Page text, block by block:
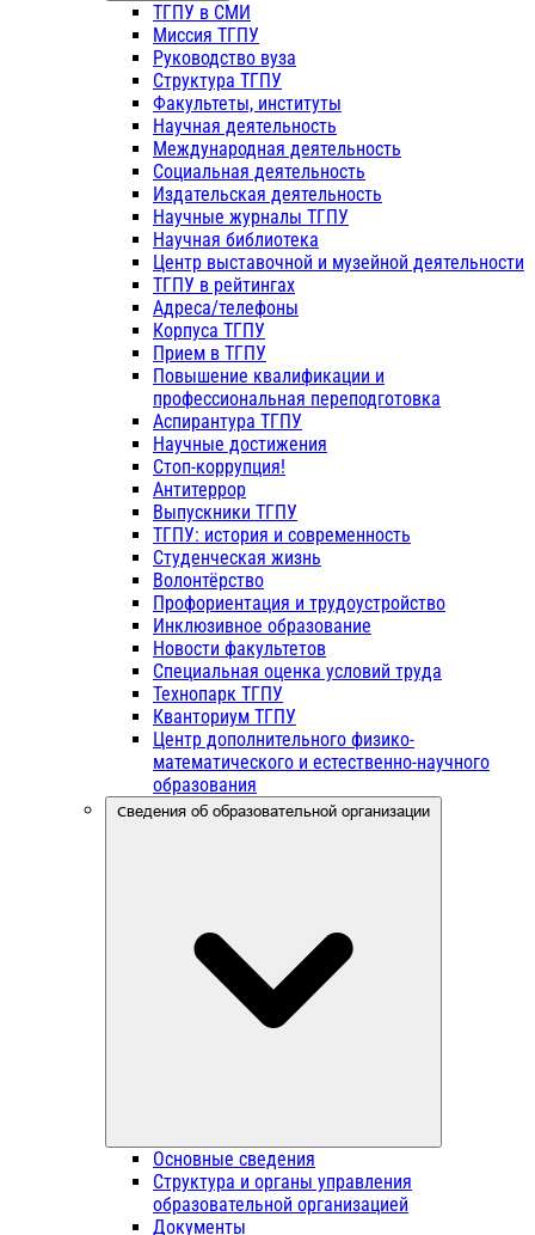
ТГПУ в СМИ
Миссия ТГПУ
Руководство вуза
Структура ТГПУ
Факультеты, институты
Научная деятельность
Международная деятельность
Социальная деятельность
Издательская деятельность
Научные журналы ТГПУ
Научная библиотека
Центр выставочной и музейной деятельности
ТГПУ в рейтингах
Адреса/телефоны
Корпуса ТГПУ
Прием в ТГПУ
Повышение квалификации и
профессиональная переподготовка
Аспирантура ТГПУ
Научные достижения
Стоп-коррупция!
Антитеррор
Выпускники ТГПУ
ТГПУ: история и современность
Студенческая жизнь
Волонтёрство
Профориентация и трудоустройство
Инклюзивное образование
Новости факультетов
Специальная оценка условий труда
Технопарк ТГПУ
Кванториум ТГПУ
Центр дополнительного физико-
математического и естественно-научного
образования
Сведения об образовательной организации
Основные сведения
Структура и органы управления
образовательной организацией
Документы